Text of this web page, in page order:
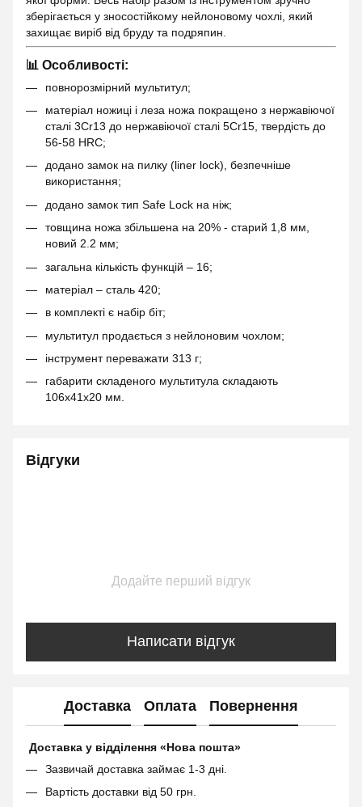
зберігається у зносостійкому нейлоновому чохлі, який
захищає виріб від бруду та подряпин.
📊 Особливості:
повнорозмірний мультитул;
матеріал ножиці і леза ножа покращено з нержавіючої
сталі 3Cr13 до нержавіючої сталі 5Cr15, твердість до
56-58 HRC;
додано замок на пилку (liner lock), безпечніше
використання;
додано замок тип Safe Lock на ніж;
товщина ножа збільшена на 20% - старий 1,8 мм,
новий 2.2 мм;
загальна кількість функцій – 16;
матеріал – сталь 420;
в комплекті є набір біт;
мультитул продається з нейлоновим чохлом;
інструмент переважати 313 г;
габарити складеного мультитула складають
106х41х20 мм.
Відгуки
Додайте перший відгук
Написати відгук
Доставка Оплата Повернення
Доставка у відділення «Нова пошта»
Зазвичай доставка займає 1-3 дні.
Вартість доставки від 50 грн.